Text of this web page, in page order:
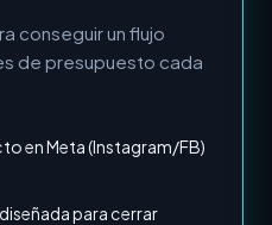
conseguir un flujo
de presupuesto cada
en Meta (Instagram/FB)
para cerrar